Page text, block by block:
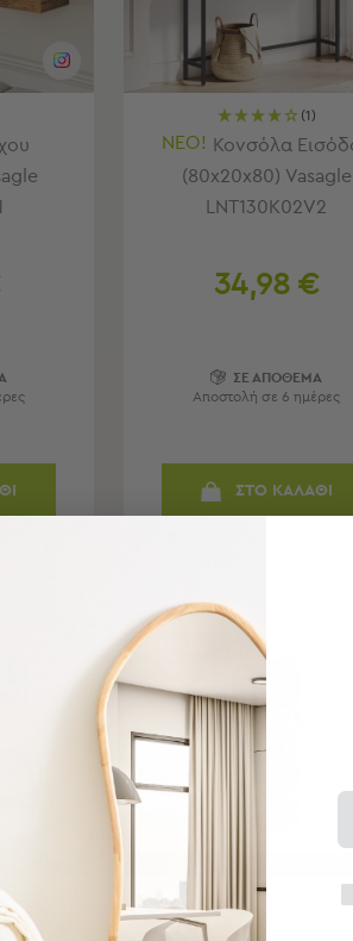
(1)
ΝΕΟ! Κονσόλα
(80x20x80) Vasagle
LNT130K02V2
34,98 €
ΣΕ ΑΠΟΘΕΜΑ
Αποστολή σε 6 ημέρες
ΣΤΟ ΚΑΛΑΘΙ
Πιάτων
ΝΕΑ ΣΥΛΛΟΓΗ
ΝΕΟ! Ποτήρι Θερμός